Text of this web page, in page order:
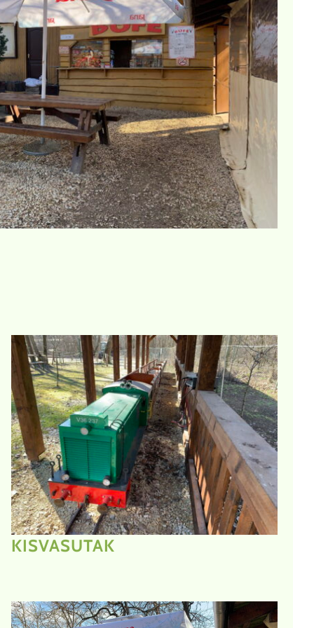
KISVASUTAK